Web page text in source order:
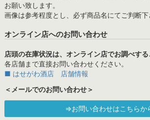
お願い致します。
画像は参考程度とし、必ず商品名にてご判断下
オンライン店へのお問い合わせ
店頭の在庫状況は、オンライン店でお調べする
各店舗まで直接お問い合わせください。
■ はせがわ酒店 店舗情報
＜メールでのお問い合わせ＞
⇒お問い合わせはこちらか